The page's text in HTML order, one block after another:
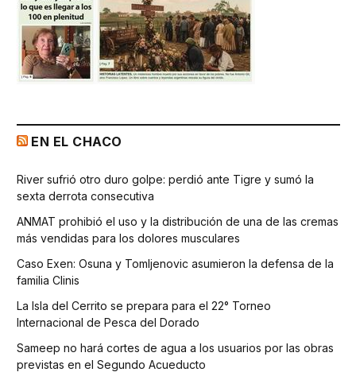
EN EL CHACO
River sufrió otro duro golpe: perdió ante Tigre y sumó la
sexta derrota consecutiva
ANMAT prohibió el uso y la distribución de una de las cremas
más vendidas para los dolores musculares
Caso Exen: Osuna y Tomljenovic asumieron la defensa de la
familia Clinis
La Isla del Cerrito se prepara para el 22° Torneo
Internacional de Pesca del Dorado
Sameep no hará cortes de agua a los usuarios por las obras
previstas en el Segundo Acueducto